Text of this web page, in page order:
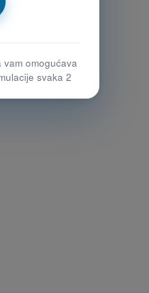
vam omogućava
svaka 2